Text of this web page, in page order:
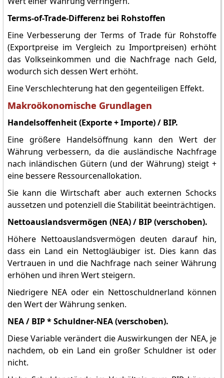
Terms-of-Trade-Differenz bei Rohstoffen
Eine Verbesserung der Terms of Trade für Rohstoffe
(Exportpreise im Vergleich zu Importpreisen) erhöht
das Volkseinkommen und die Nachfrage nach Geld,
wodurch sich dessen Wert erhöht.
Eine Verschlechterung hat den gegenteiligen Effekt.
Makroökonomische Grundlagen
Handelsoffenheit (Exporte + Importe) / BIP.
Eine größere Handelsöffnung kann den Wert der
Währung verbessern, da die ausländische Nachfrage
nach inländischen Gütern (und der Währung) steigt +
eine bessere Ressourcenallokation.
Sie kann die Wirtschaft aber auch externen Schocks
aussetzen und potenziell die Stabilität beeinträchtigen.
Nettoauslandsvermögen (NEA) / BIP (verschoben).
Höhere Nettoauslandsvermögen deuten darauf hin,
dass ein Land ein Nettogläubiger ist. Dies kann das
Vertrauen in und die Nachfrage nach seiner Währung
erhöhen und ihren Wert steigern.
Niedrigere NEA oder ein Nettoschuldnerland können
den Wert der Währung senken.
NEA / BIP * Schuldner-NEA (verschoben).
Diese Variable verändert die Auswirkungen der NEA, je
nachdem, ob ein Land ein großer Schuldner ist oder
nicht.